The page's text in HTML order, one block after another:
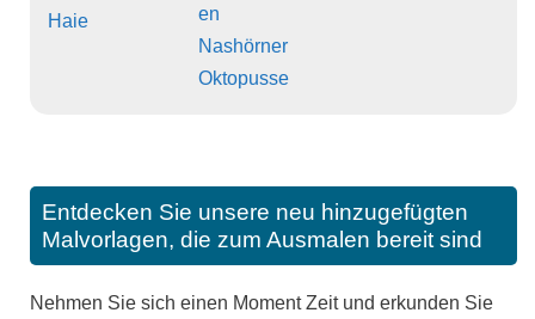
Haie
en
Nashörner
Oktopusse
Entdecken Sie unsere neu hinzugefügten
Malvorlagen, die zum Ausmalen bereit sind
Nehmen Sie sich einen Moment Zeit und erkunden Sie